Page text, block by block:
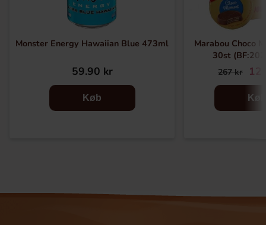
Monster Energy Hawaiian Blue 473ml
59.90 kr
Køb
Marabou Choco
30st
267 kr
Køb